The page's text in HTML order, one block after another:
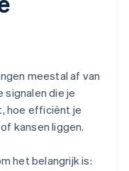
meestal af van
signalen die je
hoe efficiënt je
kansen liggen.
het belangrijk is: